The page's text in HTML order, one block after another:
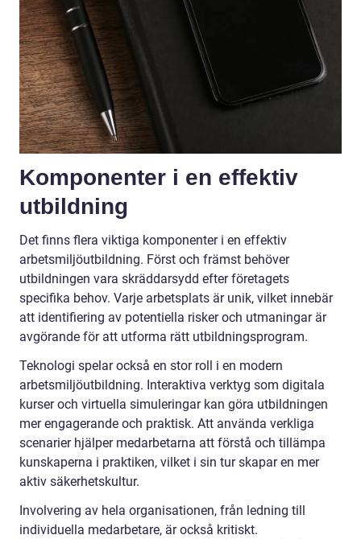
Komponenter i en effektiv
utbildning
Det finns flera viktiga komponenter i en effektiv
arbetsmiljöutbildning. Först och främst behöver
utbildningen vara skräddarsydd efter företagets
specifika behov. Varje arbetsplats är unik, vilket innebär
att identifiering av potentiella risker och utmaningar är
avgörande för att utforma rätt utbildningsprogram.
Teknologi spelar också en stor roll i en modern
arbetsmiljöutbildning. Interaktiva verktyg som digitala
kurser och virtuella simuleringar kan göra utbildningen
mer engagerande och praktisk. Att använda verkliga
scenarier hjälper medarbetarna att förstå och tillämpa
kunskaperna i praktiken, vilket i sin tur skapar en mer
aktiv säkerhetskultur.
Involvering av hela organisationen, från ledning till
individuella medarbetare, är också kritiskt.